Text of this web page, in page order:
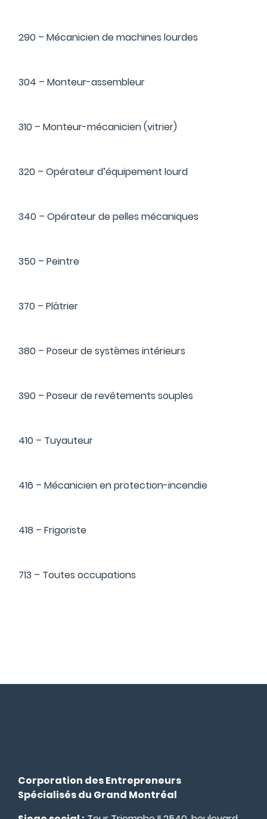
290 – Mécanicien de machines lourdes
304 – Monteur-assembleur
310 – Monteur-mécanicien (vitrier)
320 – Opérateur d’équipement lourd
340 – Opérateur de pelles mécaniques
350 – Peintre
370 – Plâtrier
380 – Poseur de systèmes intérieurs
390 – Poseur de revêtements souples
410 – Tuyauteur
416 – Mécanicien en protection-incendie
418 – Frigoriste
713 – Toutes occupations
Corporation des Entrepreneurs
Spécialisés du Grand Montréal